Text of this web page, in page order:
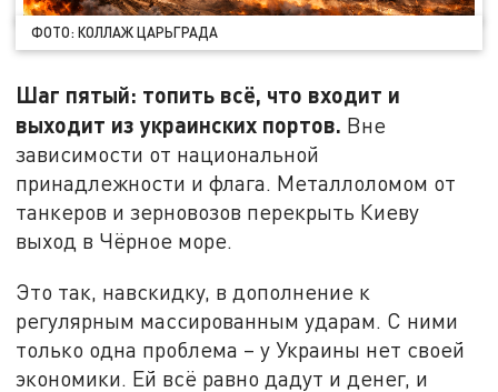
ФОТО: КОЛЛАЖ ЦАРЬГРАДА
Шаг пятый: топить всё, что входит и
выходит из украинских портов. Вне
зависимости от национальной
принадлежности и флага. Металлоломом от
танкеров и зерновозов перекрыть Киеву
выход в Чёрное море.
Это так, навскидку, в дополнение к
регулярным массированным ударам. С ними
только одна проблема – у Украины нет своей
экономики. Ей всё равно дадут и денег, и